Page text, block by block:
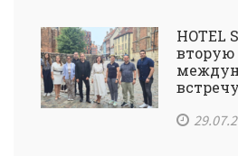
HOTEL
вторую